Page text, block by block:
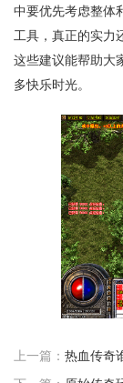
中要优先考虑整体
工具，真正的实力
这些建议能帮助大
多快乐时光。
上一篇： 热血传奇